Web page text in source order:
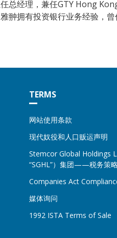
总经理，兼任GTY Hong
翀拥有投资银行业务经验，曾
TERMS
网站使用条款
现代奴役和人口贩运声明
Stemcor Global Holdings
“SGHL”）集团——税务策
Companies Act
媒体询问
1992 ISTA Terms of Sale